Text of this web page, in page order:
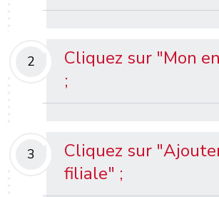
2
Cliquez sur "Mon
;
3
Cliquez sur
filiale" ;